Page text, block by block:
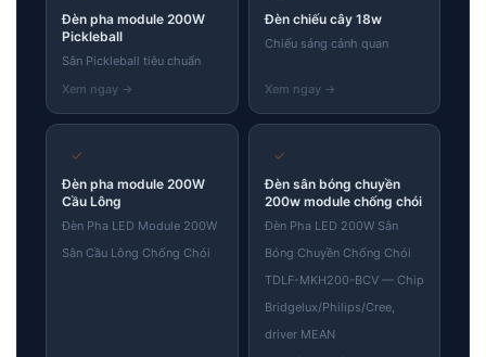
Đèn pha module 200W
Pickleball
Sân Pickleball tiêu chuẩn
Đèn chiếu cây 18w
Chiếu sáng cảnh quan
✓
Đèn pha module 200W
Cầu Lông
Đèn Pha LED Module 200W
Sân Cầu Lông Chống Chói
✓
Đèn sân bóng chuyền
200w module chống chói
Đèn Pha LED 200W Sân
Bóng Chuyền Chống Chói
TDLF-MKH200-BCV — Chip
Bridgelux/Philips/Cree,
driver MEAN